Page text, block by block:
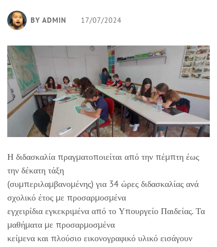
BY ADMIN 17/07/2024
Η διδασκαλία πραγματοποιείται από την πέμπτη έως
την δέκατη τάξη
(συμπεριλαμβανομένης) για 34 ώρες διδασκαλίας ανά
σχολικό έτος με προσαρμοσμένα
εγχειρίδια εγκεκριμένα από το Υπουργείο Παιδείας. Τα
μαθήματα με προσαρμοσμένα
κείμενα και πλούσιο εικονογραφικό υλικό εισάγουν